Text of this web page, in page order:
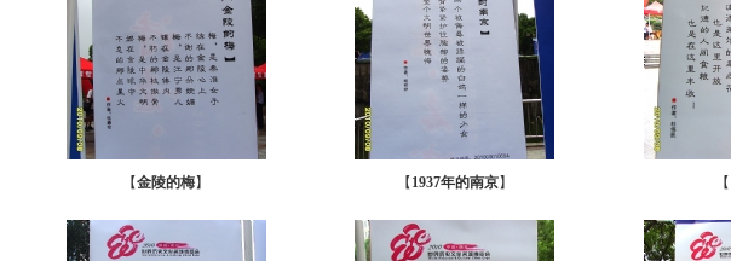
【金陵的梅】 【 1937年的南京】 【